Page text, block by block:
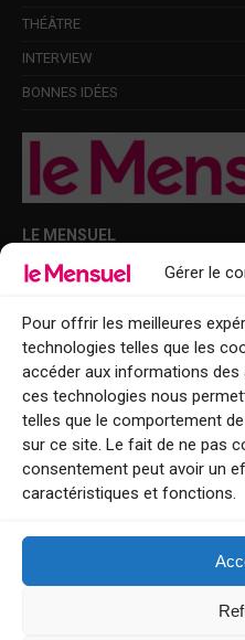
Gérer le
Pour offrir les meilleures
technologies telles que les
accéder aux informations
ces technologies nous
telles que le comportement
sur ce site. Le fait de ne pas
consentement peut avoir un
caractéristiques et fonctions.
THÉÂTRE
INTERVIEW
BONNES IDÉES
LE MENSUEL
Points de diffusion Var et Alpes-
Le Mensuel en PDF : consultez le
Qui sommes-nous ?
BFM Top Sorties
EVENT
Tourisme week-end : envie de
Explorez nos bonnes adresses
Contact